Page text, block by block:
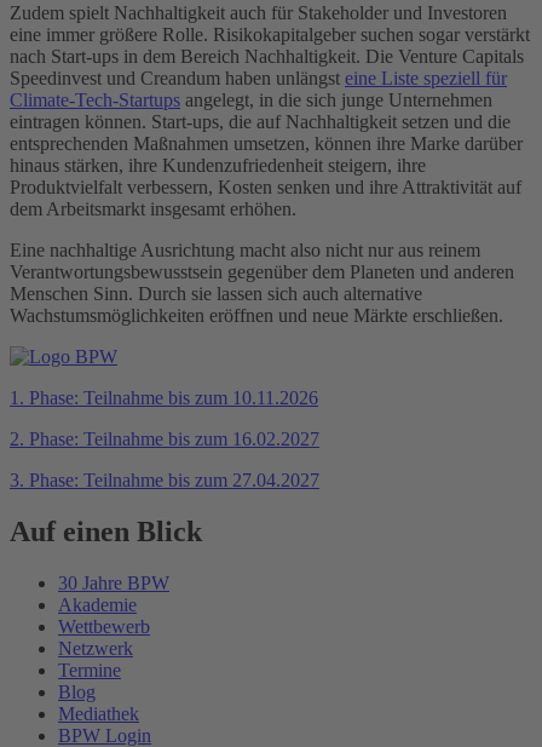
Zudem spielt Nachhaltigkeit auch für Stakeholder und Investoren
eine immer größere Rolle. Risikokapitalgeber suchen sogar verstärkt
nach Start-ups in dem Bereich Nachhaltigkeit. Die Venture Capitals
Speedinvest und Creandum haben unlängst eine Liste speziell für
Climate-Tech-Startups angelegt, in die sich junge Unternehmen
eintragen können. Start-ups, die auf Nachhaltigkeit setzen und die
entsprechenden Maßnahmen umsetzen, können ihre Marke darüber
hinaus stärken, ihre Kundenzufriedenheit steigern, ihre
Produktvielfalt verbessern, Kosten senken und ihre Attraktivität auf
dem Arbeitsmarkt insgesamt erhöhen.
Eine nachhaltige Ausrichtung macht also nicht nur aus reinem
Verantwortungsbewusstsein gegenüber dem Planeten und anderen
Menschen Sinn. Durch sie lassen sich auch alternative
Wachstumsmöglichkeiten eröffnen und neue Märkte erschließen.
1. Phase: Teilnahme bis zum 10.11.2026
2. Phase: Teilnahme bis zum 16.02.2027
3. Phase: Teilnahme bis zum 27.04.2027
Auf einen Blick
30 Jahre BPW
Akademie
Wettbewerb
Netzwerk
Termine
Blog
Mediathek
BPW Login